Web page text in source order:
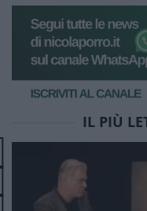
IL PIÙ